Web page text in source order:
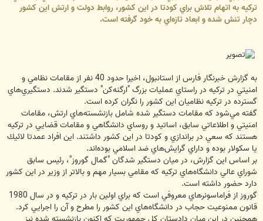
تركيه به اتهام تلاش براي كودتا در اين كشور، روابط دولت و ارتش اين كشور
دچار تنش شده و ابعاد تازه‌اي به خود گرفته است.
به گزارش خبرنگار فارس از استانبول، اخيرا حدود 40 نفر از مقامات نظامي و
امنيتي در تركيه در راستاي عمليات بزرگ "ارگنه‌كن" دستگير شدند. دستگيري‌هاي
گسترده در تركيه نظاميان اين كشور را نگران كرده است.
گفته مي‌شود كه مقامات دستگير شده شامل بازنشسته‌هاي ارتش، مقامات
امنيتي و اطلاعاتي سابق، اساتيد و روساي دانشگاهي و مقامات قضايي در تركيه
هستند كه سعي در براندازي و كودتا در اين كشور داشتند. اين افراد عمدتا لائيك
يا سكولار بوده و داراي گرايش‌هاي ضد اسلامي بوده‌اند.
بر اساس اين گزارش، در ميان دستگير شدگان "گمال گوروز"، رئيس سابق
شوراي عالي دانشگاه‌هاي تركيه كه مقامي بسيار مهم و بالاتر از وزير در اين كشور
دارد حضور داشته است.
گوروز از فراماسونرهاي معروفي است كه براي اولين بار در تركيه و در سال 1980
قانون ممنوعيت حجاب در دانشگاه‌هاي اين كشور را مطرح و آن را اجرايي كرد.